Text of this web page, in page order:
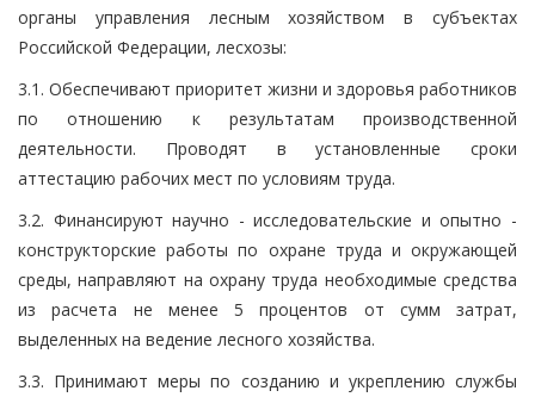
органы управления лесным хозяйством в субъектах
Российской Федерации, лесхозы:
3.1. Обеспечивают приоритет жизни и здоровья работников
по отношению к результатам производственной
деятельности. Проводят в установленные сроки
аттестацию рабочих мест по условиям труда.
3.2. Финансируют научно - исследовательские и опытно -
конструкторские работы по охране труда и окружающей
среды, направляют на охрану труда необходимые средства
из расчета не менее 5 процентов от сумм затрат,
выделенных на ведение лесного хозяйства.
3.3. Принимают меры по созданию и укреплению службы